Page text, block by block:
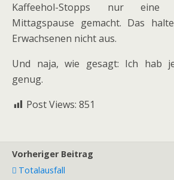
Kaffeehol-Stopps nur eine
Mittagspause gemacht. Das
Erwachsenen nicht aus.
Und naja, wie gesagt: Ich hab
genug.
Post Views: 851
Vorheriger Beitrag
Totalausfall